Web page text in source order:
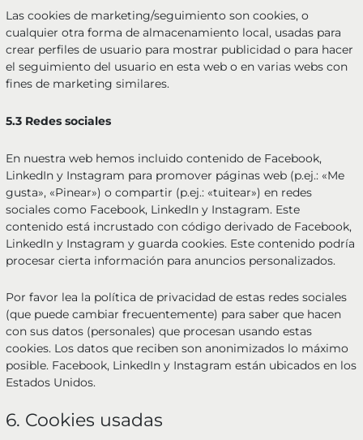
Las cookies de marketing/seguimiento son cookies, o
cualquier otra forma de almacenamiento local, usadas para
crear perfiles de usuario para mostrar publicidad o para hacer
el seguimiento del usuario en esta web o en varias webs con
fines de marketing similares.
5.3 Redes sociales
En nuestra web hemos incluido contenido de Facebook,
LinkedIn y Instagram para promover páginas web (p.ej.: «Me
gusta», «Pinear») o compartir (p.ej.: «tuitear») en redes
sociales como Facebook, LinkedIn y Instagram. Este
contenido está incrustado con código derivado de Facebook,
LinkedIn y Instagram y guarda cookies. Este contenido podría
procesar cierta información para anuncios personalizados.
Por favor lea la política de privacidad de estas redes sociales
(que puede cambiar frecuentemente) para saber que hacen
con sus datos (personales) que procesan usando estas
cookies. Los datos que reciben son anonimizados lo máximo
posible. Facebook, LinkedIn y Instagram están ubicados en los
Estados Unidos.
6. Cookies usadas